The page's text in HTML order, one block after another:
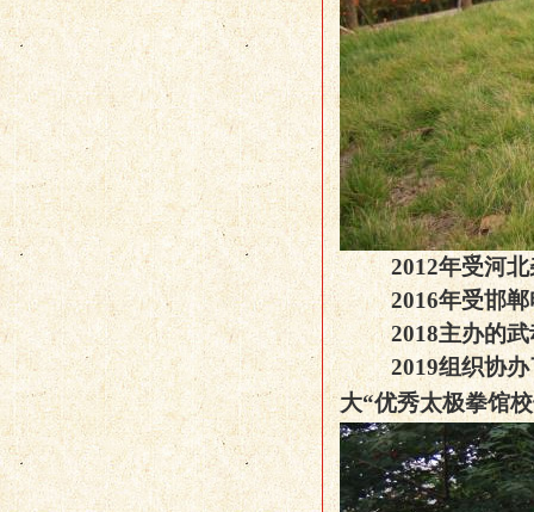
2012年受河
2016年受邯
2018主办的
2019组织协
大“优秀太极拳馆